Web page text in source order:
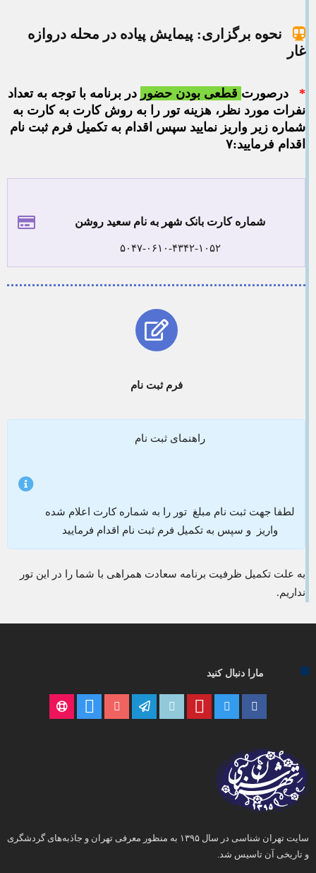
نحوه برگزاری: پیمایش پیاده در محله دروازه
غار
* درصورت قطعی بودن حضور در برنامه با توجه به تعداد
نفرات مورد نظر، هزینه تور را به روش کارت به کارت به
شماره زیر واریز نمایید سپس اقدام به تکمیل فرم ثبت نام
اقدام فرمایید:۷
شماره کارت بانک شهر به نام سعید روشن
۵۰۴۷-۰۶۱۰-۴۳۴۲-۱۰۵۲
فرم ثبت نام
راهنمای ثبت نام
لطفا جهت ثبت نام مبلغ تور را به شماره کارت اعلام شده
واریز و سپس به تکمیل فرم ثبت نام اقدام فرمایید
به علت تکمیل ظرفیت برنامه سعادت همراهی با شما را در این تور
نداریم.
مارا دنبال کنید
سایت تهران شناسی در سال ۱۳۹۵ به منظور معرفی تهران و جاذبه‌های گردشگری
و تاریخی آن تاسیس شد.